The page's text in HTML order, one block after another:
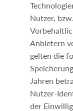
Nutzer,
Anbietern
gelten die
Jahren
Nutzer-
der